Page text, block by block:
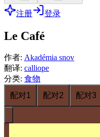
注册 登录
Le Café
作者: Akadémia snov
翻译: calliope
分类: 食物
配对1
配对2 配对3